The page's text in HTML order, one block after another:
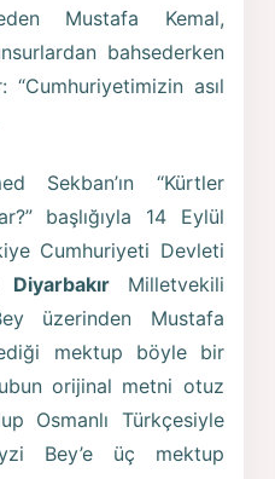
Mustafa Kemal,
bahsederken
asıl
Sekban’ın “Kürtler
başlığıyla 14 Eylül
Cumhuriyeti Devleti
Diyarbakır Milletvekili
üzerinden Mustafa
mektup böyle bir
orijinal metni otuz
Osmanlı Türkçesiyle
Bey’e üç mektup